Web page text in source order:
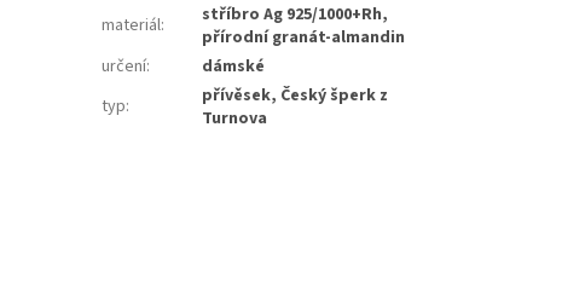
materiál:
stříbro Ag 925/1000+Rh,
přírodní granát-almandin
určení:
dámské
typ:
přívěsek, Český šperk z
Turnova